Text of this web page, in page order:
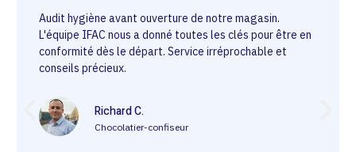
Audit hygiène avant ouverture de notre magasin.
L'équipe IFAC nous a donné toutes les clés pour être en
conformité dès le départ. Service irréprochable et
conseils précieux.
Richard C.
Chocolatier-confiseur